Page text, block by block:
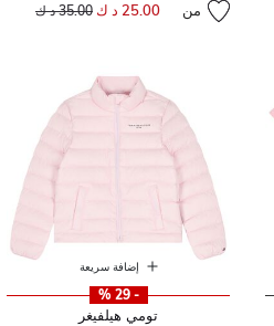
من 25.00 د ك سعر مخفض من
35.00 د ك إلى
إضافة سريعة
- 29 %
تومي هيلفيغر